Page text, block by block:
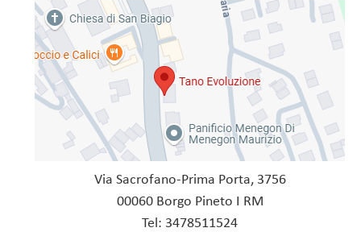
Via Sacrofano-Prima Porta, 3756
00060 Borgo Pineto I RM
Tel: 3478511524